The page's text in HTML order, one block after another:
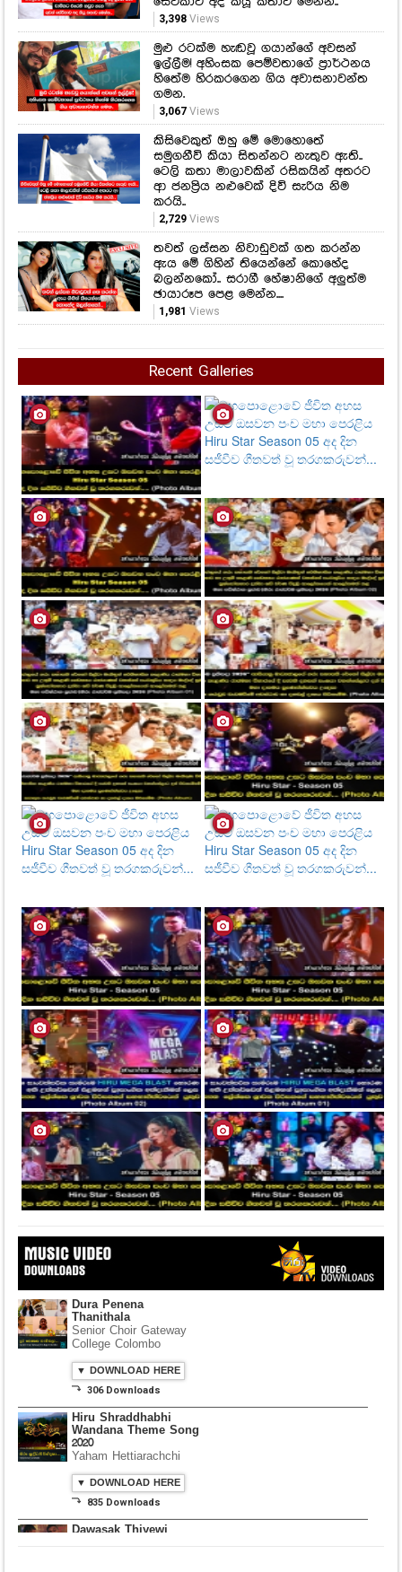
3,398Views
මුළු රටක්ම හැඬවූ ගයාන්ගේ අවසන්
ඉල්ලීම! අහිංසක පෙම්වතාගේ ප්‍රාර්ථනය
හිතේම හිරකරගෙන ගිය අවාසනාවන්ත
ගමන.
3,067Views
කිසිවෙකුත් ඔහු මේ මොහොතේ
සමුගනීවි කියා සිතන්නට නැතුව ඇති..
ටෙලි කතා මාලාවකින් රසිකයින් අතරට
ආ ජනප්‍රිය නළුවෙක් දිවි සැරිය නිම
කරයි..
2,729Views
තවත් ලස්සන නිවාඩුවක් ගත කරන්න
ඇය මේ ගිහින් තියෙන්නේ කොහේද
බලන්නකෝ.. සරාගී හේෂානිගේ අලුත්ම
ඡායාරූප පෙළ මෙන්න....
1,981 Views
Recent Galleries
Dura Penena
Thanithala
Senior Choir Gateway
College Colombo
▼ DOWNLOAD HERE
⤵ 306 Downloads
Hiru Shraddhabhi
Wandana Theme Song
2020
Yaham Hettiarachchi
▼ DOWNLOAD HERE
⤵ 835 Downloads
Dawasak Thiyewi